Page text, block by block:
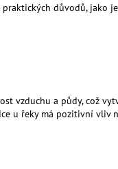
důvodů, jako
vzduchu a půdy, což
u řeky má pozitivní vliv